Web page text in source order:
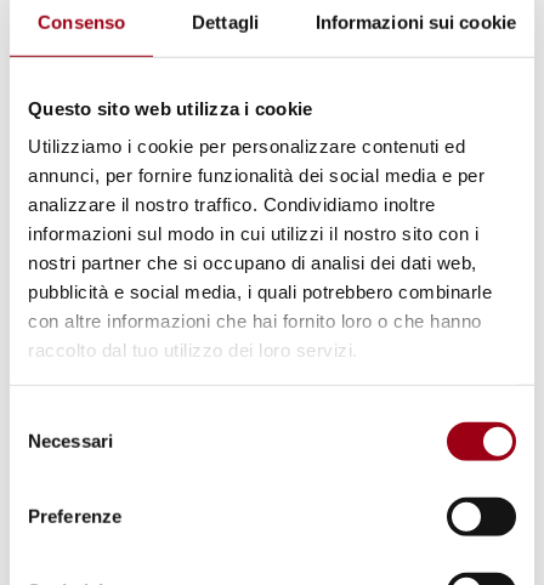
Consenso Dettagli Informazioni sui cookie
Questo sito web utilizza i cookie
Utilizziamo i cookie per personalizzare contenuti ed
annunci, per fornire funzionalità dei social media e per
analizzare il nostro traffico. Condividiamo inoltre
informazioni sul modo in cui utilizzi il nostro sito con i
nostri partner che si occupano di analisi dei dati web,
pubblicità e social media, i quali potrebbero combinarle
con altre informazioni che hai fornito loro o che hanno
raccolto dal tuo utilizzo dei loro servizi.
delNecessari
Preferenze
HUMAN RIGHTS
Resolution of Human Rights
Council on Situation of human
rights in Belarus